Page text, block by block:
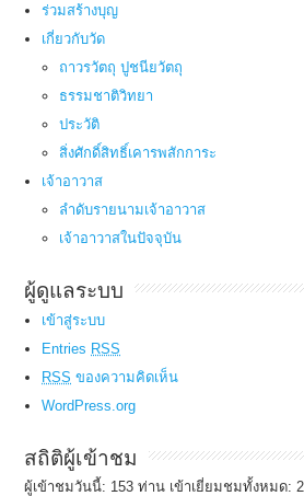
ร่วมสร้างบุญ
เกี่ยวกับวัด
ถาวรวัตถุ ปูชนียวัตถุ
ธรรมชาติวิทยา
ประวัติ
สิ่งศักดิ์สิทธิ์เคารพสักการะ
เจ้าอาวาส
ลำดับรายนามเจ้าอาวาส
เจ้าอาวาสในปัจจุบัน
ผู้ดูแลระบบ
เข้าสู่ระบบ
Entries RSS
RSS ของความคิดเห็น
WordPress.org
สถิติผู้เข้าชม
ผู้เข้าชมวันนี้: 153 ท่าน เข้าเยี่ยมชมทั้งหมด: